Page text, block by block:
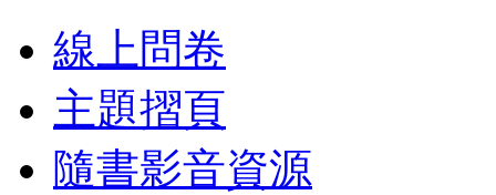
線上問卷
主題摺頁
隨書影音資源